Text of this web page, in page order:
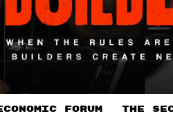
FORUM THE